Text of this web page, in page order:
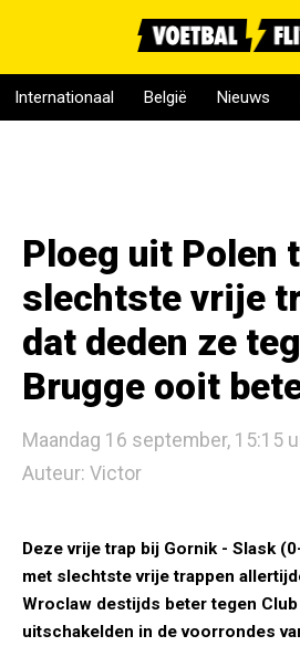
Internationaal België Nieuws
Ploeg uit Polen
slechtste vrije
dat deden ze
Brugge ooit
Maandag 16 september, 15:15
Auteur: Victor
Deze vrije trap bij Gornik - Slask
met slechtste vrije trappen
Wroclaw destijds beter tegen
uitschakelden in de voorrondes